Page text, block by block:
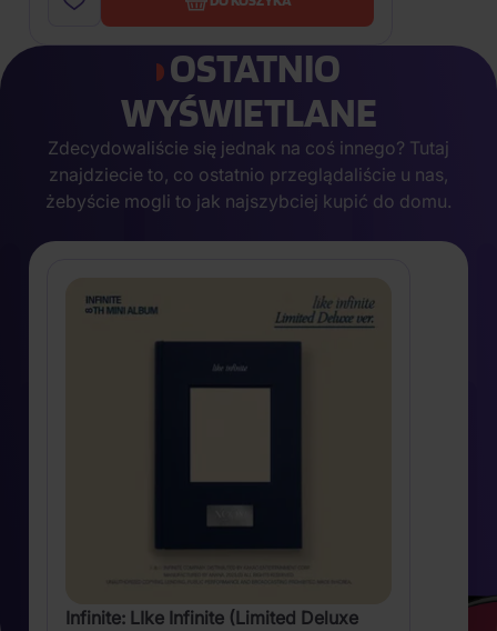
OSTATNIO
WYŚWIETLANE
Zdecydowaliście się jednak na coś innego? Tutaj
znajdziecie to, co ostatnio przeglądaliście u nas,
żebyście mogli to jak najszybciej kupić do domu.
Infinite: LIke Infinite (Limited Deluxe